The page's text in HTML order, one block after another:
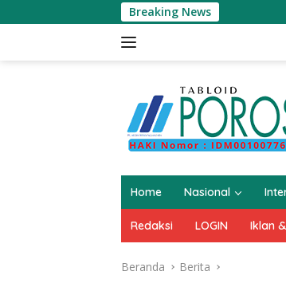
ke
Breaking News
Home Nasional
Redaksi LOGIN Iklan
Beranda Berita